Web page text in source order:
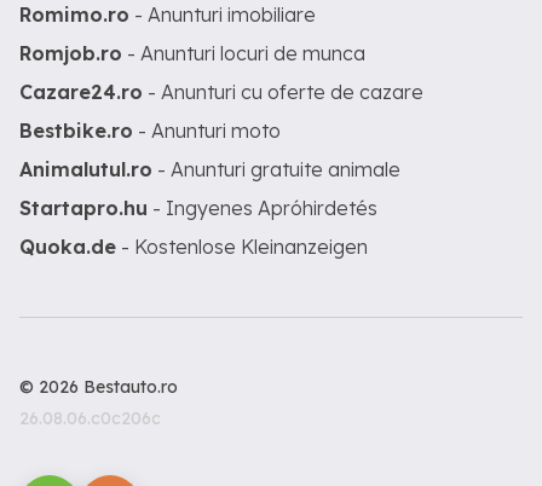
Romimo.ro - Anunturi imobiliare
Romjob.ro - Anunturi locuri de munca
Cazare24.ro - Anunturi cu oferte de cazare
Bestbike.ro - Anunturi moto
Animalutul.ro - Anunturi gratuite animale
Startapro.hu - Ingyenes Apróhirdetés
Quoka.de - Kostenlose Kleinanzeigen
© 2026 Bestauto.ro
26.08.06.c0c206c